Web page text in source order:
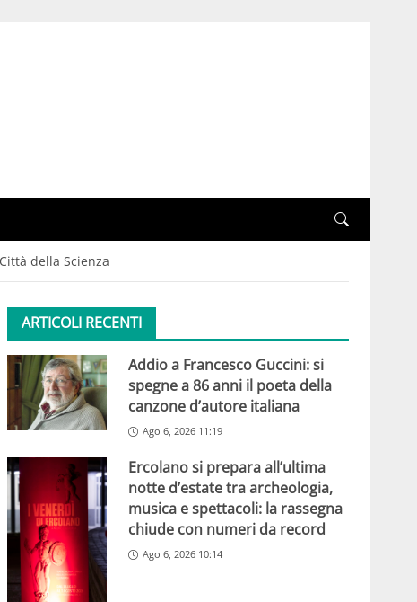
della Scienza
ARTICOLI RECENTI
Addio a Francesco Guccini: si
spegne a 86 anni il poeta della
canzone d’autore italiana
Ago 6, 2026 11:19
Ercolano si prepara all’ultima
notte d’estate tra archeologia,
musica e spettacoli: la rassegna
chiude con numeri da record
Ago 6, 2026 10:14